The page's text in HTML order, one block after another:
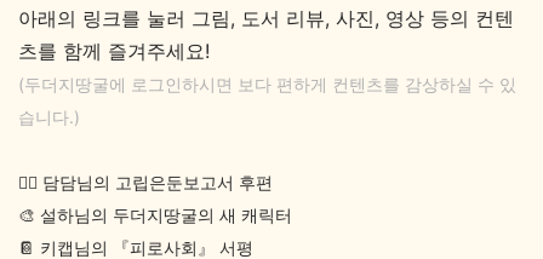
아래의 링크를 눌러 그림, 도서 리뷰, 사진, 영상 등의 컨텐
츠를 함께 즐겨주세요!
(두더지땅굴에 로그인하시면 보다 편하게 컨텐츠를 감상하실 수 있
습니다.)
✍🏻 담담님의 고립은둔보고서 후편
🎨 설하님의 두더지땅굴의 새 캐릭터
📔 키캡님의 『피로사회』 서평